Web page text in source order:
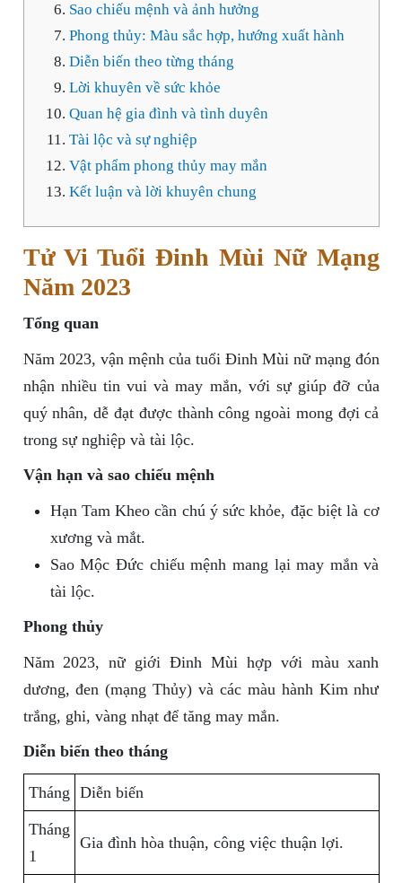
Sao chiếu mệnh và ảnh hưởng
Phong thủy: Màu sắc hợp, hướng xuất hành
Diễn biến theo từng tháng
Lời khuyên về sức khỏe
Quan hệ gia đình và tình duyên
Tài lộc và sự nghiệp
Vật phẩm phong thủy may mắn
Kết luận và lời khuyên chung
Tử Vi Tuổi Đinh Mùi Nữ Mạng
Năm 2023
Tổng quan
Năm 2023, vận mệnh của tuổi Đinh Mùi nữ mạng đón
nhận nhiều tin vui và may mắn, với sự giúp đỡ của
quý nhân, dễ đạt được thành công ngoài mong đợi cả
trong sự nghiệp và tài lộc.
Vận hạn và sao chiếu mệnh
Hạn Tam Kheo cần chú ý sức khỏe, đặc biệt là cơ
xương và mắt.
Sao Mộc Đức chiếu mệnh mang lại may mắn và
tài lộc.
Phong thủy
Năm 2023, nữ giới Đinh Mùi hợp với màu xanh
dương, đen (mạng Thủy) và các màu hành Kim như
trắng, ghi, vàng nhạt để tăng may mắn.
Diễn biến theo tháng
Tháng Diễn biến
Tháng
1
Gia đình hòa thuận, công việc thuận lợi.